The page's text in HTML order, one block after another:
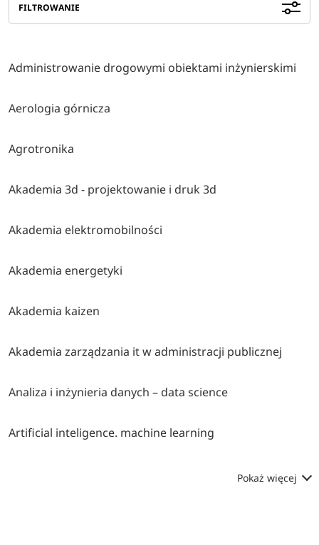
FILTROWANIE
Administrowanie drogowymi obiektami inżynierskimi
Aerologia górnicza
Agrotronika
Akademia 3d - projektowanie i druk 3d
Akademia elektromobilności
Akademia energetyki
Akademia kaizen
Akademia zarządzania it w administracji publicznej
Analiza i inżynieria danych – data science
Artificial inteligence. machine learning
Pokaż więcej